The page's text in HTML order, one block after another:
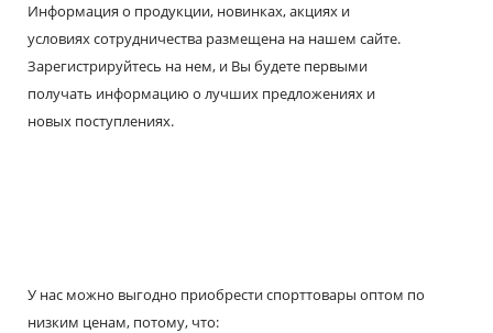
Информация о продукции, новинках, акциях и
условиях сотрудничества размещена на нашем сайте.
Зарегистрируйтесь на нем, и Вы будете первыми
получать информацию о лучших предложениях и
новых поступлениях.
У нас можно выгодно приобрести спорттовары оптом по
низким ценам, потому, что: